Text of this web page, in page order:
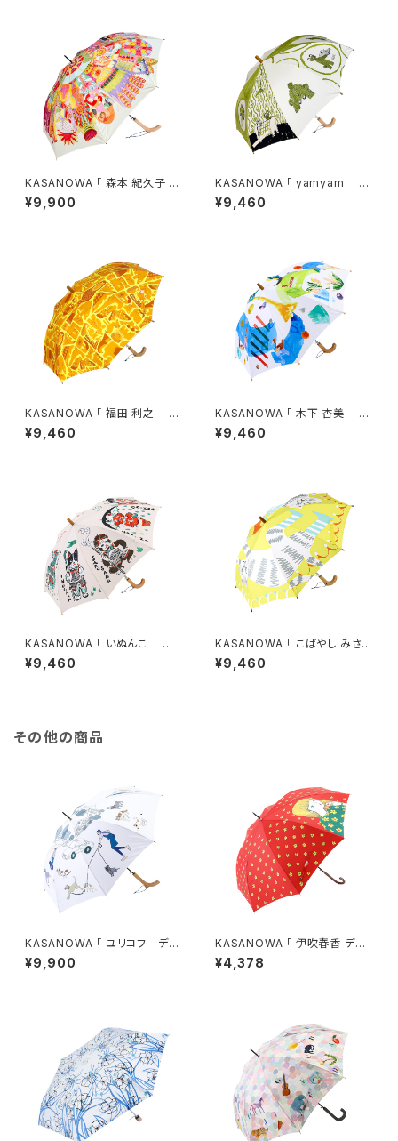
KASANOWA 「 森本 紀久子 デ
ザイン " Wind " 」
¥9,900
KASANOWA 「 yamyam デ
ザイン " 3びきのくま " 」 Ki
ds傘
¥9,460
KASANOWA 「 福田 利之 デ
ザイン " どうぶつ会議 " 」 Ki
ds傘
¥9,460
KASANOWA 「 木下 杏美 デ
ザイン " ハーメルンの笛吹き "
」 Kids傘
¥9,460
KASANOWA 「 いぬんこ デ
ザイン " 桃太郎 " 」 Kids傘
¥9,460
KASANOWA 「 こばやし みさを
デザイン " 長靴をはいた猫
" 」 Kids傘
¥9,460
その他の商品
KASANOWA 「 ユリコフ デザ
イン " walk the dog " 」
¥9,900
KASANOWA 「 伊吹春香 デザ
イン " 花柄ガール " 」
¥4,378